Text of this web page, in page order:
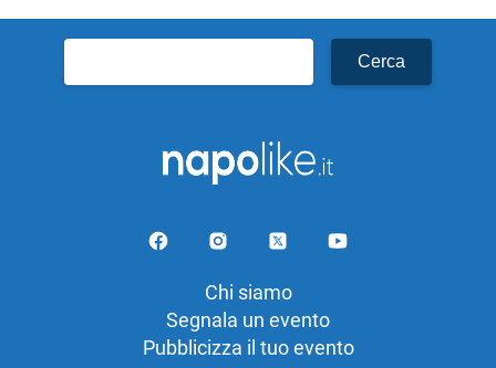
per:
Chi siamo
Segnala un evento
Pubblicizza il tuo evento